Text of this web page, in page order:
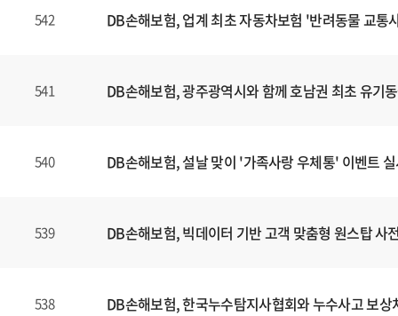
542 DB손해보험, 업계 최초 자동차보험 '반려동물 교통
541 DB손해보험, 광주광역시와 함께 호남권 최초 유기
540 DB손해보험, 설날 맞이 '가족사랑 우체통' 이벤트
539 DB손해보험, 빅데이터 기반 고객 맞춤형 원스탑
538 DB손해보험, 한국누수탐지사협회와 누수사고 보